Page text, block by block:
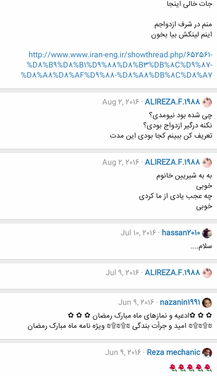
جات خالی اینجا
منم در شرف ازدواجم
اینم لینکش بیا بخون
http://www.www.iran-eng.ir/showthread.php/652561-
%D8%B9%D8%B1%D9%88%D8%B3%DB%8C%D9%87-
%D8%A8%D8%AF%D9%88-%D8%A8%DB%8C%D8%A7
ALIREZA.F.1988
Aug 2, 2016
چی شده بود نیومدی؟
نکنه درگیر ازدواج بودی؟
تعریف کن ببینم کجا بودی این مدت
ALIREZA.F.1988
Aug 2, 2016
به به شیریین خانوم
خوبی
چه عجب یادی از ما کردی
خوبی
hassan2010
Jul 10, 2016
سلام....
ALIREZA.F.1988
Jul 9, 2016
nazanin1991
Jun 9, 2016
✿ ✿ ✿ادعیه و نمازهای ماه مبارک رمضان ✿ ✿ ✿
₪۩₪۩₪ امید و جرأت بندگی ₪۩₪۩₪ ویژه نامه ماه مبارک رمضان
Reza mechanic
Jun 9, 2016